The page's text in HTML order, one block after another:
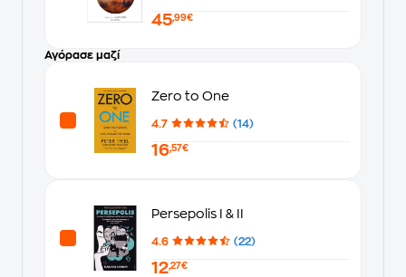
45,99€
Αγόρασε μαζί
Zero to One
4.7 (14)
16,57€
Persepolis I & II
4.6 (22)
12,27€